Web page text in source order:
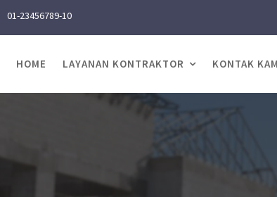
01-23456789-10
HOME LAYANAN KONTRAKTOR KONTAK